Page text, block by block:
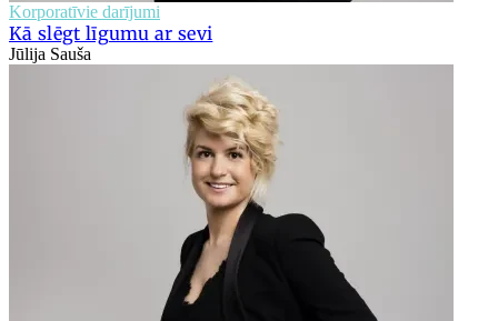
Korporatīvie darījumi
Kā slēgt līgumu ar sevi
Jūlija Sauša